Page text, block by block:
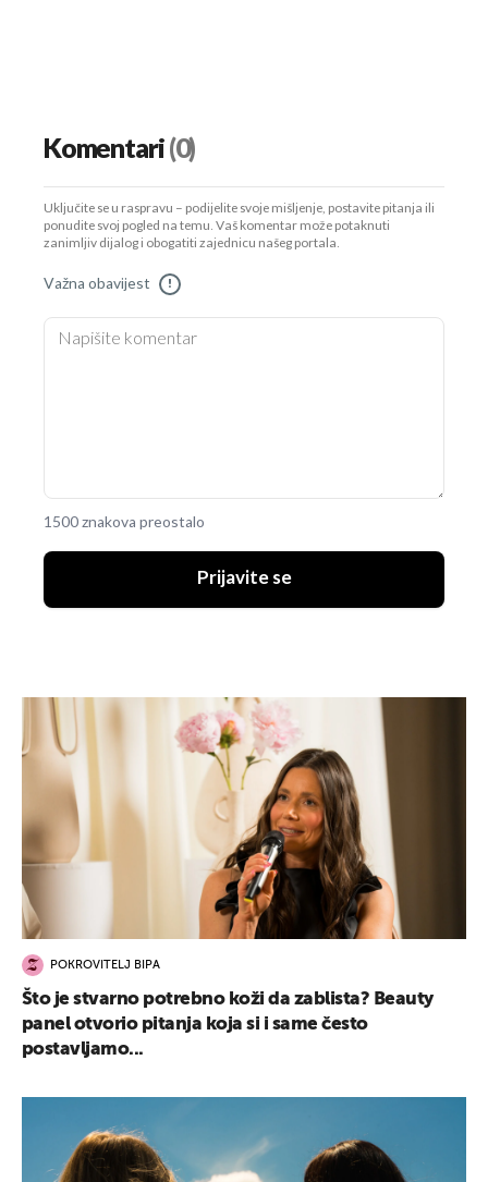
Komentari(0)
Uključite se u raspravu – podijelite svoje mišljenje, postavite pitanja ili
ponudite svoj pogled na temu. Vaš komentar može potaknuti
zanimljiv dijalog i obogatiti zajednicu našeg portala.
Važna obavijest !
1500 znakova preostalo
Prijavite se
POKROVITELJ BIPA
Što je stvarno potrebno koži da zablista? Beauty
panel otvorio pitanja koja si i same često
postavljamo...